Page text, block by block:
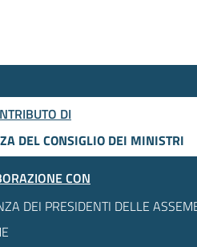
DI
DEL CONSIGLIO DEI MINISTRI
CON
DEI PRESIDENTI DELLE